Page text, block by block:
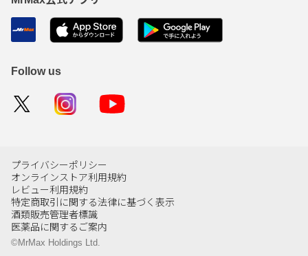
Follow us
プライバシーポリシー
オンラインストア利用規約
レビュー利用規約
特定商取引に関する法律に基づく表示
酒類販売管理者標識
医薬品に関するご案内
©MrMax Holdings Ltd.